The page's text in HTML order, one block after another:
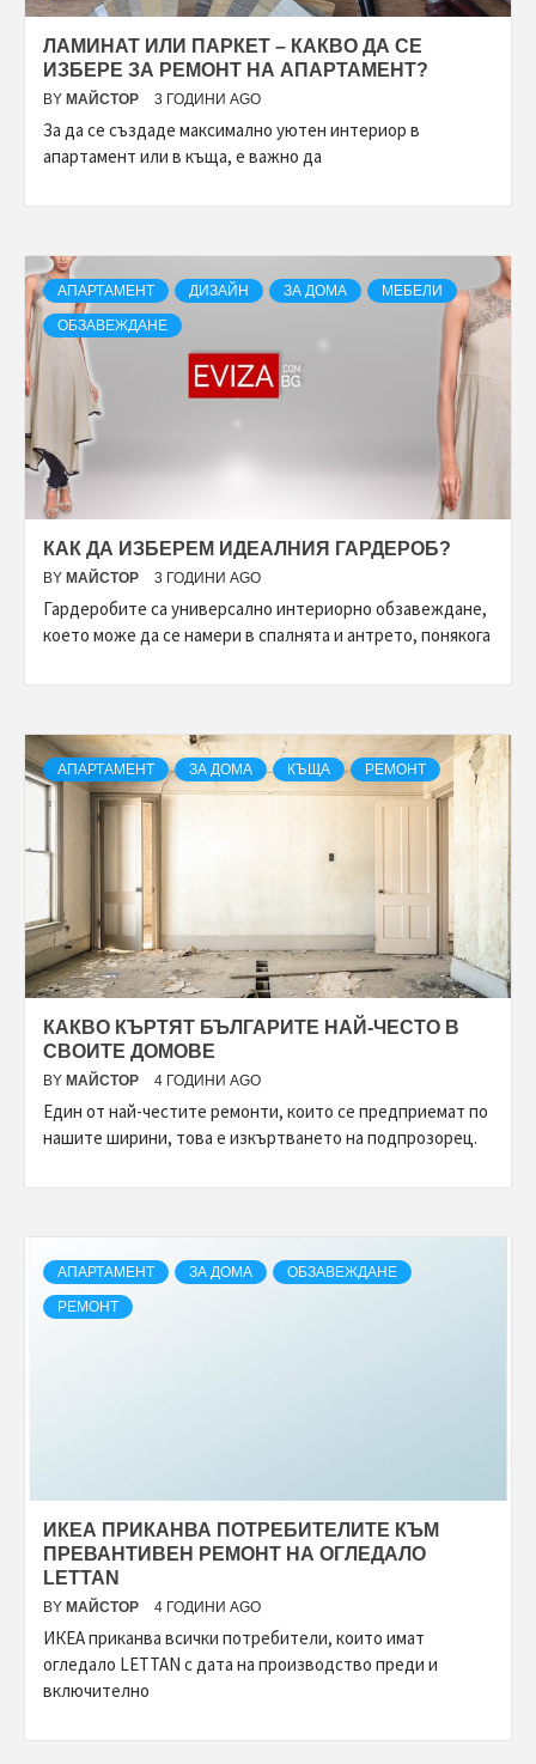
ЛАМИНАТ ИЛИ ПАРКЕТ – КАКВО ДА СЕ
ИЗБЕРЕ ЗА РЕМОНТ НА АПАРТАМЕНТ?
BY МАЙСТОР 3 ГОДИНИ AGO
За да се създаде максимално уютен интериор в
апартамент или в къща, е важно да
АПАРТАМЕНТ ДИЗАЙН ЗА ДОМА МЕБЕЛИ
ОБЗАВЕЖДАНЕ
КАК ДА ИЗБЕРЕМ ИДЕАЛНИЯ ГАРДЕРОБ?
BY МАЙСТОР 3 ГОДИНИ AGO
Гардеробите са универсално интериорно обзавеждане,
което може да се намери в спалнята и антрето, понякога
АПАРТАМЕНТ ЗА ДОМА КЪЩА РЕМОНТ
КАКВО КЪРТЯТ БЪЛГАРИТЕ НАЙ-ЧЕСТО В
СВОИТЕ ДОМОВЕ
BY МАЙСТОР 4 ГОДИНИ AGO
Един от най-честите ремонти, които се предприемат по
нашите ширини, това е изкъртването на подпрозорец.
АПАРТАМЕНТ ЗА ДОМА ОБЗАВЕЖДАНЕ
РЕМОНТ
ИКЕА ПРИКАНВА ПОТРЕБИТЕЛИТЕ КЪМ
ПРЕВАНТИВЕН РЕМОНТ НА ОГЛЕДАЛО
LETTAN
BY МАЙСТОР 4 ГОДИНИ AGO
ИКЕА приканва всички потребители, които имат
огледало LETTAN с дата на производство преди и
включително